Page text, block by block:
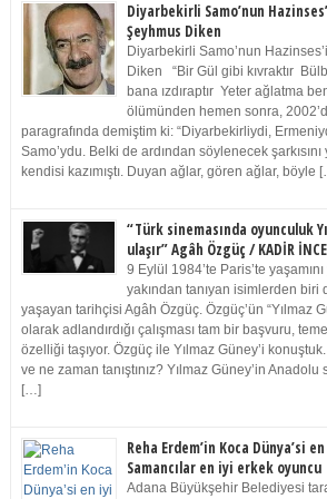
Diyarbekirli Samo’nun
Şeyhmus Diken
Diyarbekirli Samo’nun
Diken “Bir Gül gibi kıvraktır
bana ızdıraptır Yeter ağlatma
ölümünden hemen sonra,
paragrafında demiştim ki: “Diyarbekirliydi,
Samo’ydu. Belki de ardından söylenecek
kendisi kazımıştı. Duyan ağlar, gören ağlar, böyle
“Türk sinemasında oyunculuk
ulaşır” Agâh Özgüç / KADİR
9 Eylül 1984’te Paris’te
yakından tanıyan isimlerden biri
yaşayan tarihçisi Agâh Özgüç. Özgüç’ün “Yılmaz
olarak adlandırdığı çalışması tam bir başvuru,
özelliği taşıyor. Özgüç ile Yılmaz Güney’i
ve ne zaman tanıştınız? Yılmaz Güney’in
[…]
Reha Erdem’in Koca Dünya’si
Samancılar en iyi erkek oyuncu
Adana Büyükşehir Belediyesi